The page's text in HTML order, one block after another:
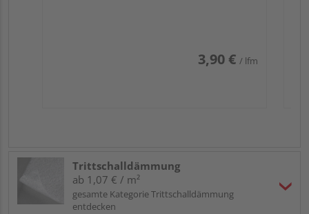
3,90 € / lfm
Trittschalldämmung
ab 1,07 € / m²
gesamte Kategorie Trittschalldämmung
entdecken